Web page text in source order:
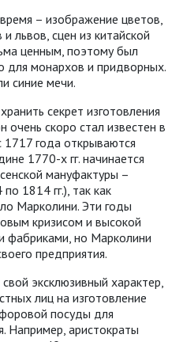
– изображение цветов,
львов, сцен из китайской
ценным, поэтому был
для монархов и придворных.
синие мечи.
секрет изготовления
скоро стал известен в
1717 года открываются
1770-х гг. начинается
мануфактуры –
1814 гг.), так как
Марколини. Эти годы
кризисом и высокой
фабриками, но Марколини
предприятия.
эксклюзивный характер,
лиц на изготовление
посуды для
Например, аристократы